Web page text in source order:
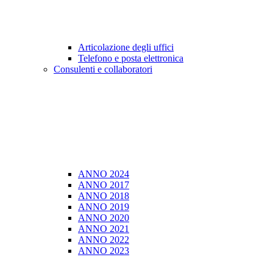
Articolazione degli uffici
Telefono e posta elettronica
Consulenti e collaboratori
ANNO 2024
ANNO 2017
ANNO 2018
ANNO 2019
ANNO 2020
ANNO 2021
ANNO 2022
ANNO 2023